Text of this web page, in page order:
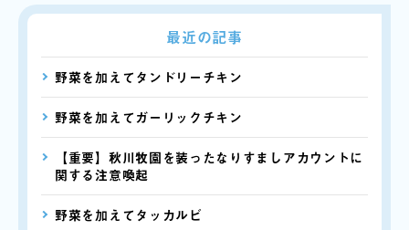
最近の記事
野菜を加えてタンドリーチキン
野菜を加えてガーリックチキン
【重要】秋川牧園を装ったなりすましアカウントに
関する注意喚起
野菜を加えてタッカルビ